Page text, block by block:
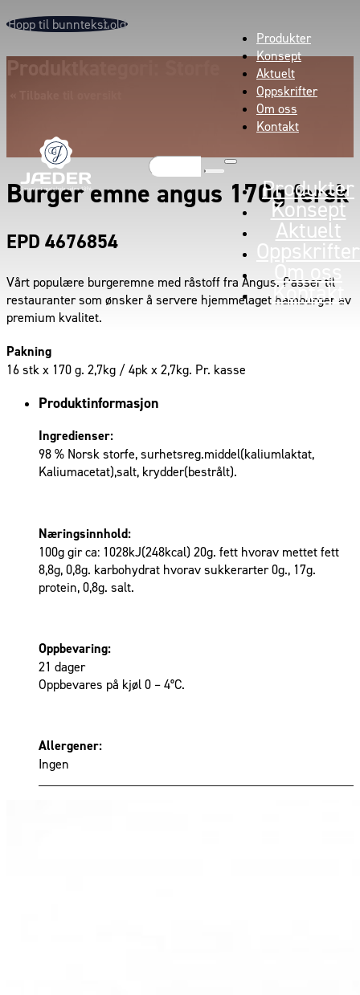
Hopp til hovedinnhold
Hopp til bunntekst
Søk
Produkter
Konsept
Aktuelt
Oppskrifter
Om oss
Kontakt
Produkter
Konsept
Aktuelt
Oppskrifter
Om oss
Kontakt
Produktkategori: Storfe
Burger emne angus 170g fersk
EPD 4676854
Vårt populære burgeremne med råstoff fra Angus. Passer til
restauranter som ønsker å servere hjemmelaget hamburger av
premium kvalitet.
Pakning
16 stk x 170 g. 2,7kg / 4pk x 2,7kg. Pr. kasse
Produktinformasjon
Ingredienser:
98 % Norsk storfe, surhetsreg.middel(kaliumlaktat,
Kaliumacetat),salt, krydder(bestrålt).
Næringsinnhold:
100g gir ca: 1028kJ(248kcal) 20g. fett hvorav mettet fett
8,8g, 0,8g. karbohydrat hvorav sukkerarter 0g., 17g.
protein, 0,8g. salt.
Oppbevaring:
21 dager
Oppbevares på kjøl 0 – 4°C.
Allergener:
Ingen